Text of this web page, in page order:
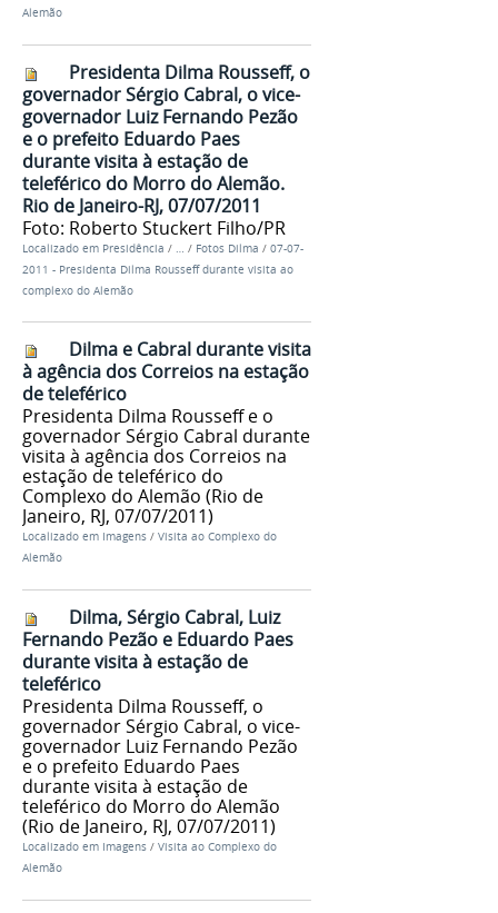
Alemão
Presidenta Dilma Rousseff, o
governador Sérgio Cabral, o vice-
governador Luiz Fernando Pezão
e o prefeito Eduardo Paes
durante visita à estação de
teleférico do Morro do Alemão.
Rio de Janeiro-RJ, 07/07/2011
Foto: Roberto Stuckert Filho/PR
Localizado em Presidência / … / Fotos Dilma / 07-07-
2011 - Presidenta Dilma Rousseff durante visita ao
complexo do Alemão
Dilma e Cabral durante visita
à agência dos Correios na estação
de teleférico
Presidenta Dilma Rousseff e o
governador Sérgio Cabral durante
visita à agência dos Correios na
estação de teleférico do
Complexo do Alemão (Rio de
Janeiro, RJ, 07/07/2011)
Localizado em Imagens / Visita ao Complexo do
Alemão
Dilma, Sérgio Cabral, Luiz
Fernando Pezão e Eduardo Paes
durante visita à estação de
teleférico
Presidenta Dilma Rousseff, o
governador Sérgio Cabral, o vice-
governador Luiz Fernando Pezão
e o prefeito Eduardo Paes
durante visita à estação de
teleférico do Morro do Alemão
(Rio de Janeiro, RJ, 07/07/2011)
Localizado em Imagens / Visita ao Complexo do
Alemão